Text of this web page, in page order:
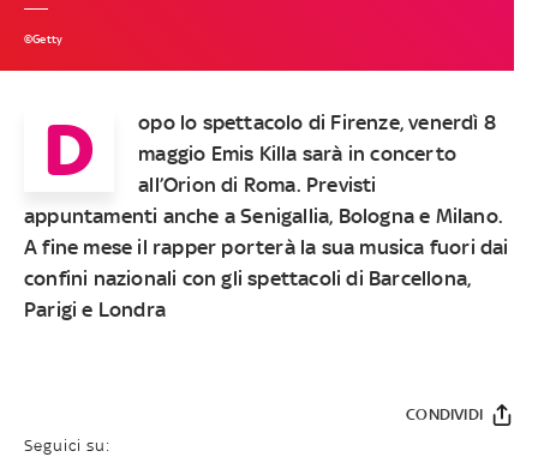
©Getty
D
opo lo spettacolo di Firenze, venerdì 8
maggio Emis Killa sarà in concerto
all’Orion di Roma. Previsti
appuntamenti anche a Senigallia, Bologna e Milano.
A fine mese il rapper porterà la sua musica fuori dai
confini nazionali con gli spettacoli di Barcellona,
Parigi e Londra
Seguici su:
CONDIVIDI